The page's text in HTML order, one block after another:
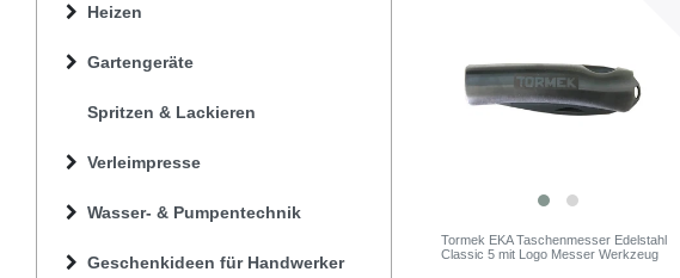
Heizen
Gartengeräte
Spritzen & Lackieren
Verleimpresse
Wasser- & Pumpentechnik
Geschenkideen für Handwerker
Tormek EKA Taschenmesser Edelstahl
Classic 5 mit Logo Messer Werkzeug